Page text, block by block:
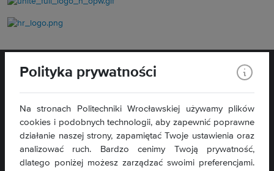
FOTONIKI I MIKROSYSTEMÓW
50-372 Wrocław
Polityka prywatności
Na stronach Politechniki Wrocławskiej używamy plików
cookies i podobnych technologii, aby zapewnić poprawne
działanie naszej strony, zapamiętać Twoje ustawienia oraz
analizować ruch. Bardzo cenimy Twoją prywatność,
dlatego poniżej możesz zarządzać swoimi preferencjami.